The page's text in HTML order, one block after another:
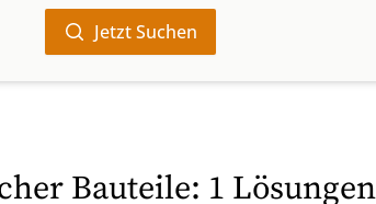
Jetzt Suchen
Bauteile: 1